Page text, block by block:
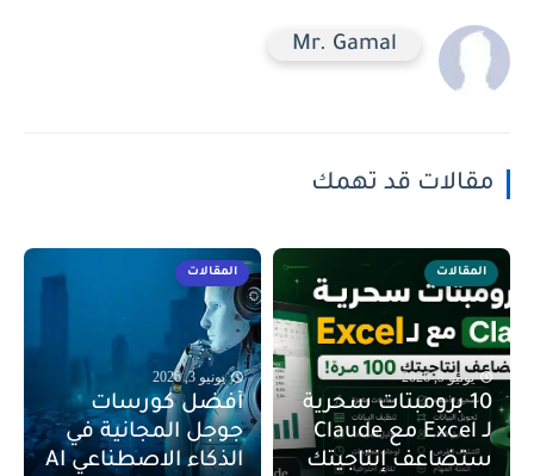
Mr. Gamal
مقالات قد تهمك
المقالات
يونيو 9, 2026
10 برومبتات سحرية
لـ Excel مع Claude
ستضاعف إنتاجيتك
المقالات
يونيو 3, 2026
أفضل كورسات
جوجل المجانية في
الذكاء الاصطناعي AI